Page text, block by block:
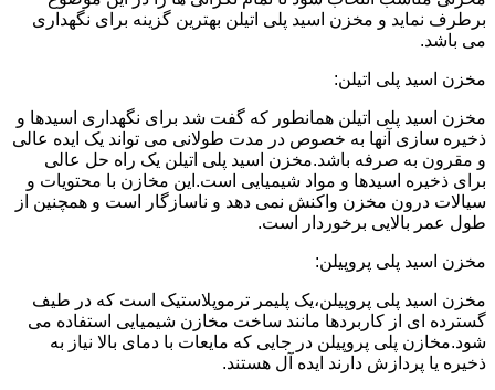
برطرف نماید و مخزن اسید پلی اتیلن بهترین گزینه برای نگهداری
می باشد.
مخزن اسید پلی اتیلن:
مخزن اسید پلی اتیلن همانطور که گفت شد برای نگهداری اسیدها و
ذخیره سازی آنها به خصوص در مدت طولانی می تواند یک ایده عالی
و مقرون به صرفه باشد.مخزن اسید پلی اتیلن یک راه حل عالی
برای ذخیره اسیدها و مواد شیمیایی است.این مخازن با محتویات و
سیالات درون مخزن واکنش نمی دهد و ناسازگار است و همچنین از
طول عمر بالایی برخوردار است.
مخزن اسید پلی پروپیلن:
مخزن اسید پلی پروپیلن،یک پلیمر ترموپلاستیک است که در طیف
گسترده ای از کاربردها مانند ساخت مخازن شیمیایی استفاده می
شود.مخازن پلی پروپیلن در جایی که مایعات با دمای بالا نیاز به
ذخیره یا پردازش دارند ایده آل هستند.